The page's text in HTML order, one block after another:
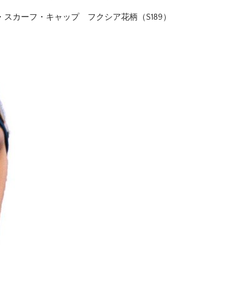
スカーフ・キャップ フクシア花柄（S189）